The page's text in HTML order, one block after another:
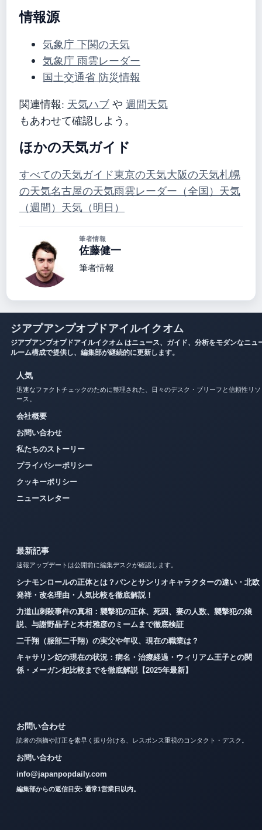
情報源
気象庁 下関の天気
気象庁 雨雲レーダー
国土交通省 防災情報
関連情報: 天気ハブや 週間天気
もあわせて確認しよう。
ほかの天気ガイド
すべての天気ガイド東京の天気大阪の天気札幌
の天気名古屋の天気雨雲レーダー（全国） 天気
（週間） 天気（明日）
筆者情報
佐藤健一
筆者情報
ジアプアンプオプドアイルイクオム
ジアプアンプオプドアイルイクオム はニュース、ガイド、分析をモダンなニュ
ルーム構成で提供し、編集部が継続的に更新します。
人気
迅速なファクトチェックのために整理された、日々のデスク・ブリーフと信頼性リソ
ース。
会社概要
お問い合わせ
私たちのストーリー
プライバシーポリシー
クッキーポリシー
ニュースレター
最新記事
速報アップデートは公開前に編集デスクが確認します。
シナモンロールの正体とは？パンとサンリオキャラクターの違い・北欧
発祥・改名理由・人気比較を徹底解説！
力道山刺殺事件の真相：襲撃犯の正体、死因、妻の人数、襲撃犯の娘
説、与謝野晶子と木村雅彦のミームまで徹底検証
二千翔（服部二千翔）の実父や年収、現在の職業は？
キャサリン妃の現在の状況：病名・治療経過・ウィリアム王子との関
係・メーガン妃比較までを徹底解説【2025年最新】
お問い合わせ
読者の指摘や訂正を素早く振り分ける、レスポンス重視のコンタクト・デスク。
お問い合わせ
info@japanpopdaily.com
編集部からの返信目安: 通常1営業日以内。